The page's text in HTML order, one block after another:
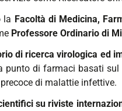
la Facoltà di Medicina,
Professore Ordinario di
di ricerca virologica ed
punto di farmaci basati
di malattie infettive.
su riviste